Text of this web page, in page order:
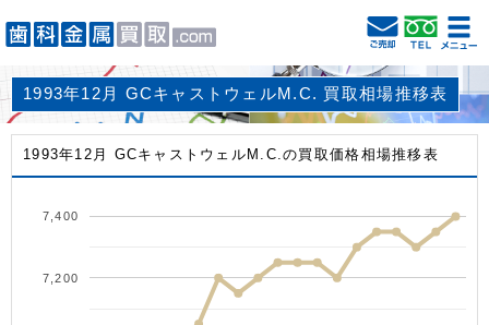
1993年12月 GCキャストウェルM.C. 買取相場推移表
1993年12月 GCキャストウェルM.C.の買取価格相場推移表
7,200
7,400